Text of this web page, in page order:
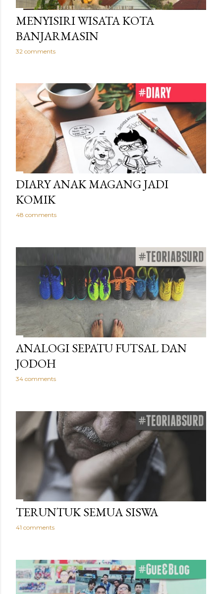
MENYISIRI WISATA KOTA
BANJARMASIN
32 comments
DIARY ANAK MAGANG JADI
KOMIK
48 comments
ANALOGI SEPATU FUTSAL DAN
JODOH
34 comments
TERUNTUK SEMUA SISWA
41 comments